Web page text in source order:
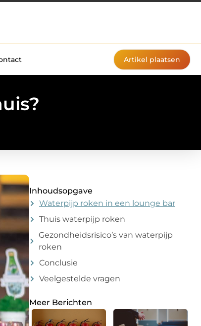
Artikel plaatsen
Inhoudsopgave
Waterpijp roken in een lounge bar
Thuis waterpijp roken
Gezondheidsrisico’s van waterpijp
roken
Conclusie
Veelgestelde vragen
Meer Berichten